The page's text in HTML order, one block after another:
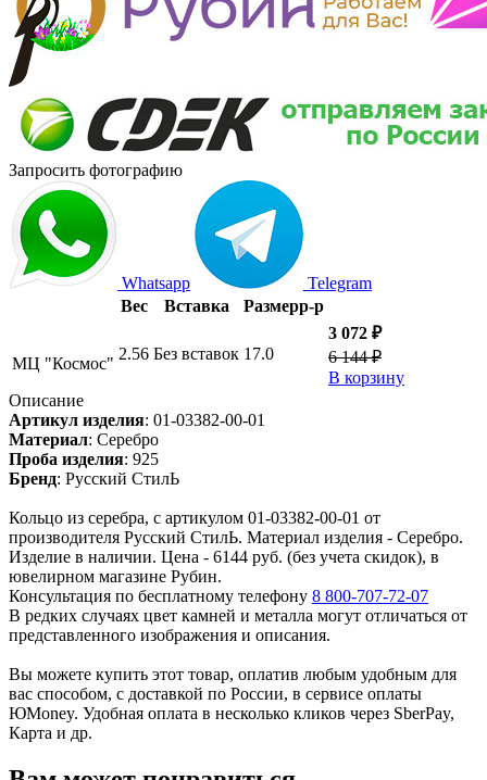
Запросить фотографию
Whatsapp
Telegram
Вес
Вставка Размерр-р
МЦ "Космос"
2.56 Без вставок 17.0
3 072 ₽
6 144 ₽
В корзину
Описание
Артикул изделия: 01-03382-00-01
Материал: Серебро
Проба изделия: 925
Бренд: Русский СтилЬ
Кольцо из серебра, с артикулом 01-03382-00-01 от
производителя Русский СтилЬ. Материал изделия - Серебро.
Изделие в наличии. Цена - 6144 руб. (без учета скидок), в
ювелирном магазине Рубин.
Консультация по бесплатному телефону 8 800-707-72-07
В редких случаях цвет камней и металла могут отличаться от
представленного изображения и описания.
Вы можете купить этот товар, оплатив любым удобным для
вас способом, с доставкой по России, в сервисе оплаты
ЮMoney. Удобная оплата в несколько кликов через SberPay,
Карта и др.